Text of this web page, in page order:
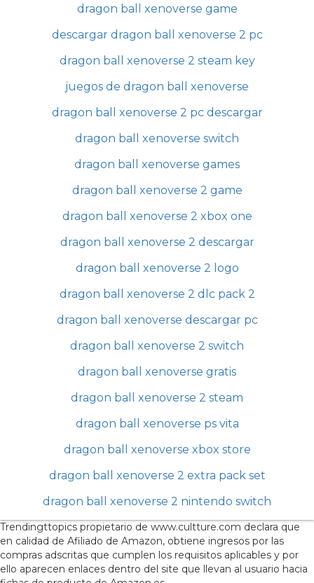
dragon ball xenoverse game
descargar dragon ball xenoverse 2 pc
dragon ball xenoverse 2 steam key
juegos de dragon ball xenoverse
dragon ball xenoverse 2 pc descargar
dragon ball xenoverse switch
dragon ball xenoverse games
dragon ball xenoverse 2 game
dragon ball xenoverse 2 xbox one
dragon ball xenoverse 2 descargar
dragon ball xenoverse 2 logo
dragon ball xenoverse 2 dlc pack 2
dragon ball xenoverse descargar pc
dragon ball xenoverse 2 switch
dragon ball xenoverse gratis
dragon ball xenoverse 2 steam
dragon ball xenoverse ps vita
dragon ball xenoverse xbox store
dragon ball xenoverse 2 extra pack set
dragon ball xenoverse 2 nintendo switch
Trendingttopics propietario de www.cultture.com declara que
en calidad de Afiliado de Amazon, obtiene ingresos por las
compras adscritas que cumplen los requisitos aplicables y por
ello aparecen enlaces dentro del site que llevan al usuario hacia